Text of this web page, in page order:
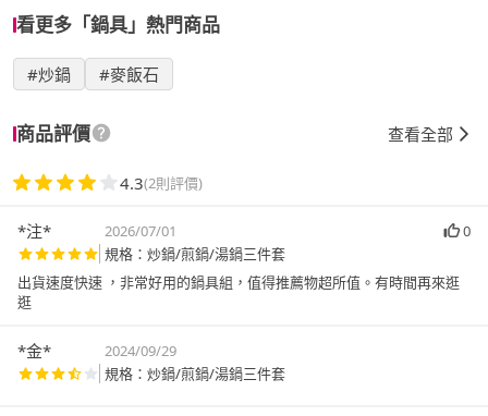
看更多「鍋具」熱門商品
#炒鍋 #麥飯石
商品評價 查看全部
4.3(2則評價)
*注* 2026/07/01
0
規格：炒鍋/煎鍋/湯鍋三件套
出貨速度快速 ，非常好用的鍋具組，值得推薦物超所值。有時間再來逛
逛
*金*
2024/09/29
規格：炒鍋/煎鍋/湯鍋三件套